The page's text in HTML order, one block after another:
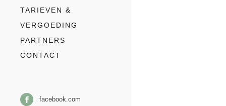
TARIEVEN &
VERGOEDING
PARTNERS
CONTACT
facebook.com